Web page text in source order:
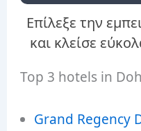
Επίλεξε την
και κλείσε
Top 3 hotels in
Grand Regency